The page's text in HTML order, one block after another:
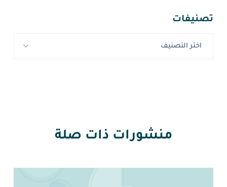
تصنيفات
اختر التصنيف
منشورات ذات صلة